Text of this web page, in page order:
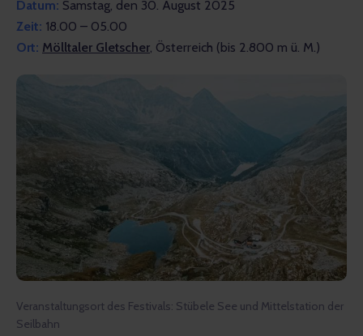
Datum: Samstag, den 30. August 2025
Zeit: 18.00 – 05.00
Ort: Mölltaler Gletscher , Österreich (bis 2.800 m ü. M.)
Veranstaltungsort des Festivals: Stübele See und Mittelstation der
Seilbahn